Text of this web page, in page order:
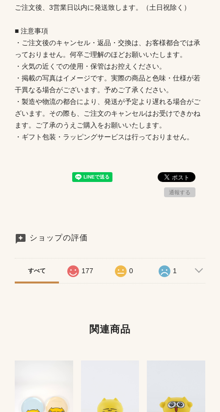
ご注文後、3営業日以内に発送致します。（土日祝除く）
■ 注意事項
・ご注文後のキャンセル・返品・交換は、お客様都合では承
っておりません。何卒ご理解のほどお願いいたします。
・火気の近くでの使用・保管はお控えください。
・掲載の写真はイメージです。実際の商品と色味・仕様が若
干異なる場合がございます。予めご了承ください。
・製造や物流の都合により、発送が予定より遅れる場合がご
ざいます。その際も、ご注文のキャンセルはお受けできかね
ます。ご了承のうえご購入をお願いいたします。
・ギフト包装・ラッピングサービスは行っておりません。
通報する
ショップの評価
すべて 177 0 1
関連商品